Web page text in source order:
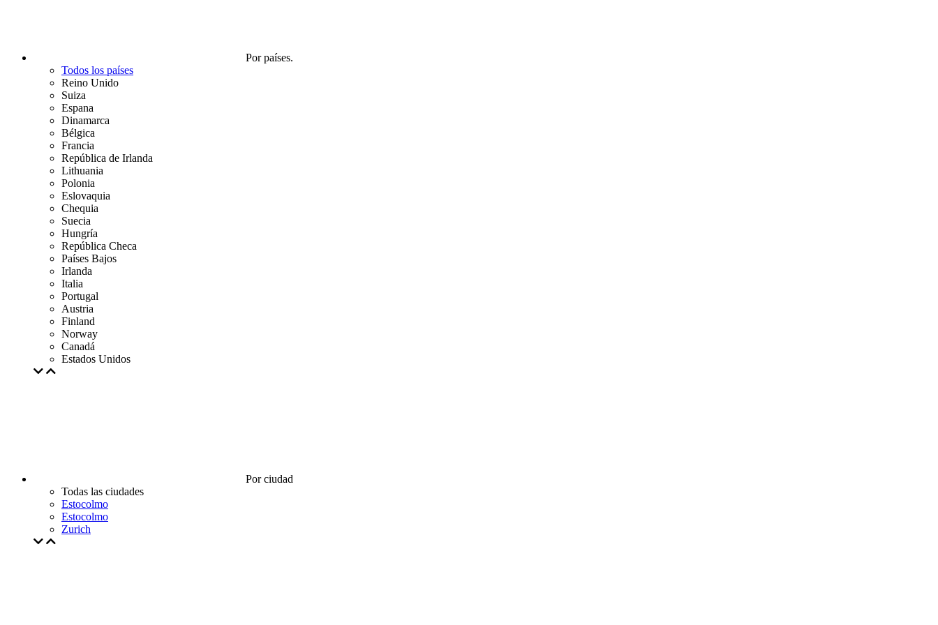
Por países.
Todos los países
Reino Unido
Suiza
Espana
Dinamarca
Bélgica
Francia
República de Irlanda
Lithuania
Polonia
Eslovaquia
Chequia
Suecia
Hungría
República Checa
Países Bajos
Irlanda
Italia
Portugal
Austria
Finland
Norway
Canadá
Estados Unidos
Por ciudad
Todas las ciudades
Estocolmo
Estocolmo
Zurich